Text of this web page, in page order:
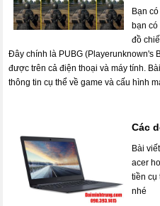
Bạn
bạn
đồ
Đây chính là PUBG (Playerunknown's
được trên cả điện thoại và máy tính.
thông tin cụ thể về game và cấu hình
Các
Bài
acer
tiền cụ
nhé